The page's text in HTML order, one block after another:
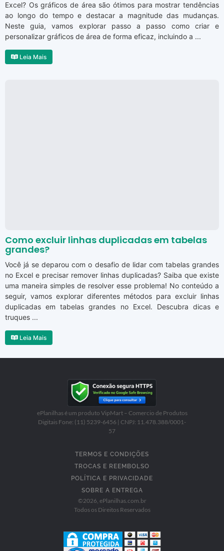
Excel? Os gráficos de área são ótimos para mostrar tendências
ao longo do tempo e destacar a magnitude das mudanças.
Neste guia, vamos explorar passo a passo como criar e
personalizar gráficos de área de forma eficaz, incluindo a ...
Leia Mais
Como excluir linhas duplicadas em tabelas
grandes?
Você já se deparou com o desafio de lidar com tabelas grandes
no Excel e precisar remover linhas duplicadas? Saiba que existe
uma maneira simples de resolver esse problema! No conteúdo a
seguir, vamos explorar diferentes métodos para excluir linhas
duplicadas em tabelas grandes no Excel. Descubra dicas e
truques ...
Leia Mais
ePlanilhas é um produto VipMart – Comercio de Produtos
Digitais Fone: (11) 5239-6456 | CNPJ: 11.478.388/0001-
57
TERMOS E CONDIÇÕES
TROCAS E REEMBOLSO
POLÍTICA E PRIVACIDADE
SOBRE A ENTREGA
©2026 , ePlanilhas.com.br
Todos os Direitos Reservados